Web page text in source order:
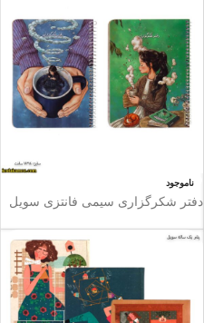
ناموجود
دفتر شکرگزاری سیمی فانتزی سویل